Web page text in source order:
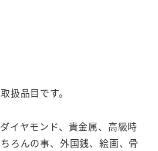
扱品目です。
イヤモンド、貴金属、高級時
ろんの事、外国銭、絵画、骨